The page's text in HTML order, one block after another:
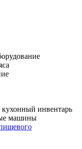
кухонный инвентарь
машины